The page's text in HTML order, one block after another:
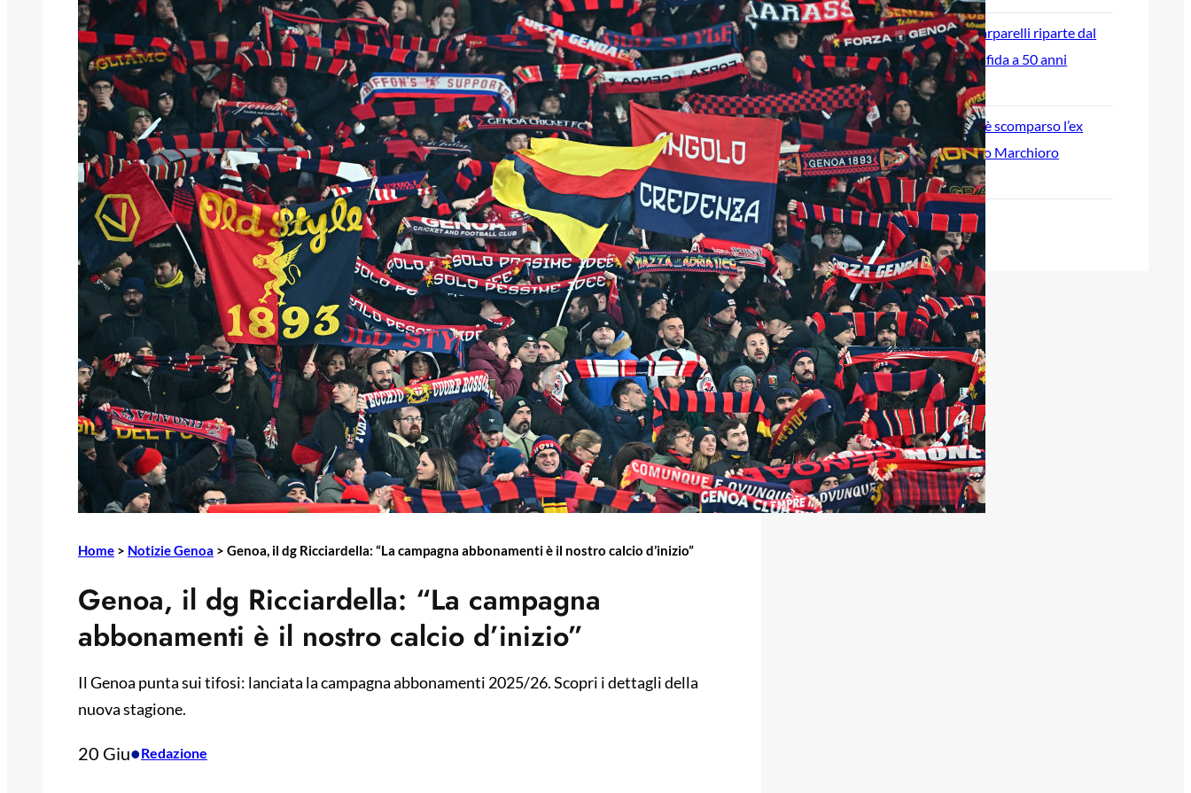
Home > Notizie Genoa > Genoa, il dg Ricciardella: “La campagna abbonamenti è il nostro calcio d’inizio”
Genoa, il dg Ricciardella: “La campagna
abbonamenti è il nostro calcio d’inizio”
Il Genoa punta sui tifosi: lanciata la campagna abbonamenti 2025/26. Scopri i dettagli della
nuova stagione.
20 Giu•Redazione
L’ex rossoblù Carparelli riparte dal
Cisano: nuova sfida a 50 anni
6 Agosto 2026
Genoa in lutto: è scomparso l’ex
allenatore Pippo Marchioro
6 Agosto 2026